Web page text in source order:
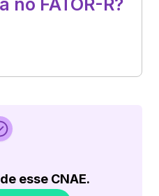
esse CNAE.